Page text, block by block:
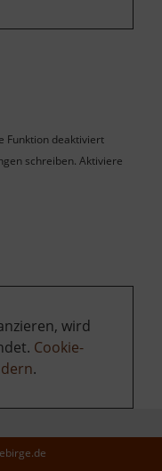
Funktion deaktiviert
schreiben. Aktiviere
wird
Cookie-
.